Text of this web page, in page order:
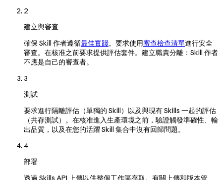
2
建立與審查
確保 Skill 作者遵循最佳實踐。要求使用審查檢查清單進行安全
審查。在核准之前要求提供評估套件。建立職責分離：Skill 作者
不應是自己的審查者。
3
測試
要求進行隔離評估（單獨的 Skill）以及與現有 Skills 一起的評估
（共存測試）。在核准進入生產環境之前，驗證觸發準確性、輸
出品質，以及在您的活躍 Skill 集合中沒有回歸問題。
4
部署
透過 Skills API 上傳以供整個工作區存取。有關上傳和版本管